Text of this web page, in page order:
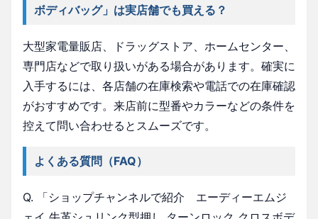
ボディバッグ」は実店舗でも買える？
大型家電量販店、ドラッグストア、ホームセンター、
専門店などで取り扱いがある場合があります。確実に
入手するには、各店舗の在庫検索や電話での在庫確認
がおすすめです。来店前に型番やカラーなどの条件を
控えて問い合わせるとスムーズです。
よくある質問（FAQ）
Q. 「ショップチャンネルで紹介 エーディーエムジ